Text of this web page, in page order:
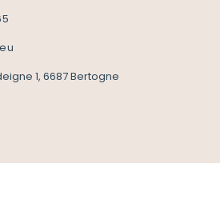
1, 6687 Bertogne